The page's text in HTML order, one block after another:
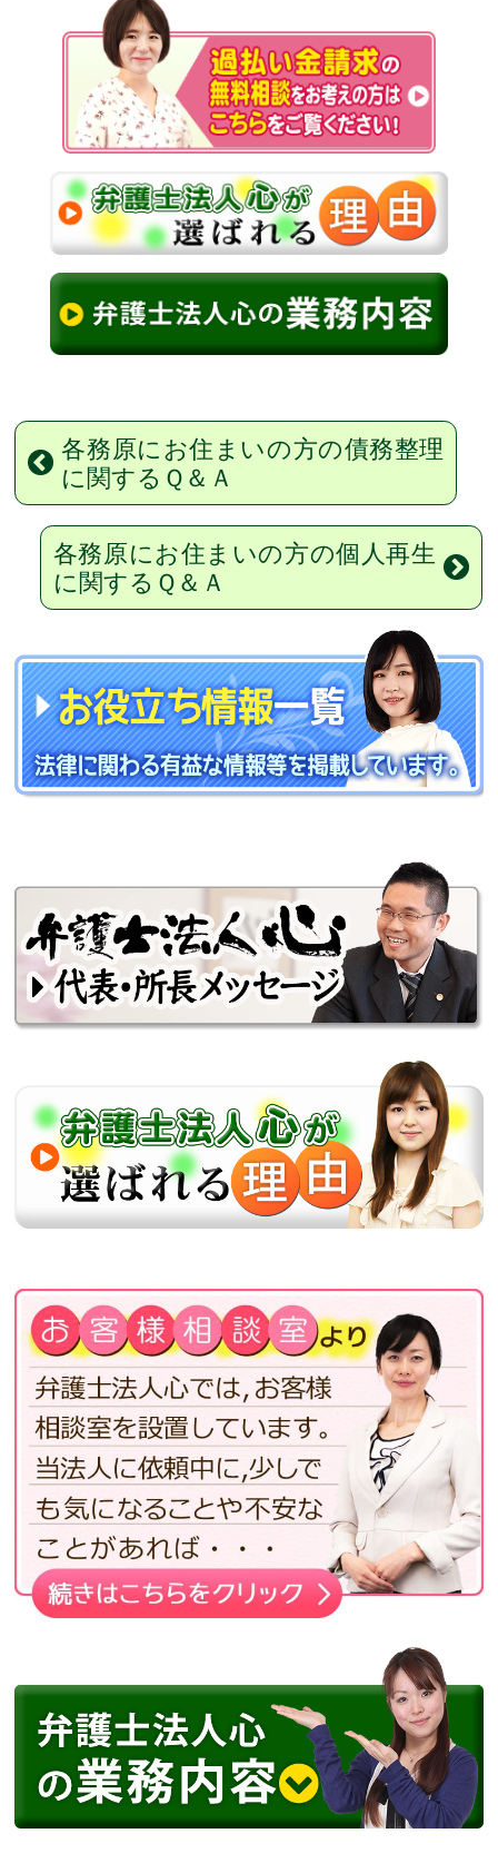
各務原にお住まいの方の債務整理
に関するＱ＆Ａ
各務原にお住まいの方の個人再生
に関するＱ＆Ａ